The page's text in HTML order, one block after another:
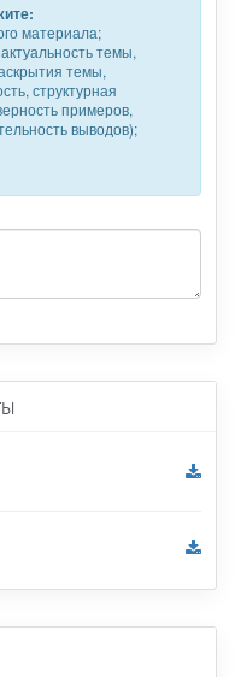
материала;
темы,
темы,
структурная
примеров,
выводов);